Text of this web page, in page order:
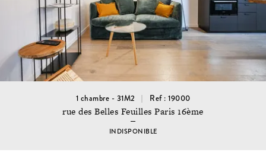
1 chambre - 31M2 Ref : 19000
rue des Belles Feuilles Paris 16ème
INDISPONIBLE